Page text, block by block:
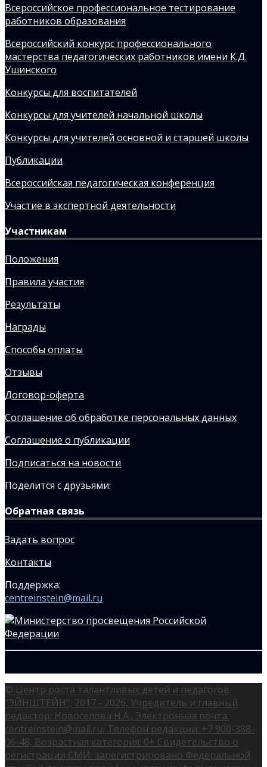
Всероссийское профессиональное тестирование
работников образования
Всероссийский конкурс профессионального
мастерства педагогических работников имени К.Д.
Ушинского
Конкурсы для воспитателей
Конкурсы для учителей начальной школы
Конкурсы для учителей основной и старшей школы
Публикации
Всероссийская педагогическая конференция
Участие в экспертной деятельности
Участникам
Положения
Правила участия
Результаты
Награды
Способы оплаты
Отзывы
Договор-оферта
Соглашение об обработке персональных данных
Соглашение о публикации
Подписаться на новости
Поделится с друзьями:
Обратная связь
Задать вопрос
Контакты
Поддержка:
centreinstein@mail.ru
© Центр роста талантливых детей и педагогов
"ЭЙНШТЕЙН", 2017 - 2026, Учредитель и главный
редактор: Новоселова Н.А., Электронная почта:
centreinstein@mail.ru, Телефон редакции: +7 900-388-
06-48, Возрастная категория: 0+ Свидетельство о
регистрации СМИ: зарегистрировано Федеральной